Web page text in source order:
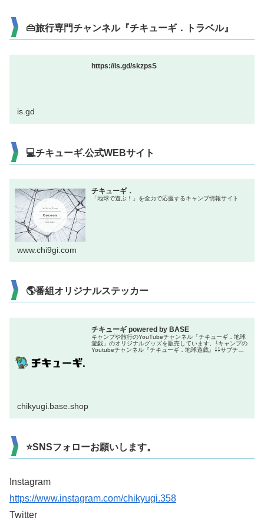
👜旅行専門チャンネル『チキューギ．トラベル』
https://is.gd/skzpsS
is.gd
💻チキューギ.公式WEBサイト
チキューギ．
「地球で遊ぶ！」を全力で応援するキャンプ情報サイト
www.chi9gi.com
🌎番組オリジナルステッカー
チキューギ powered by BASE
キャンプや旅行のYouTubeチャンネル「チキューギ．地球
遊戯」のオリジナルグッズを販売しています。⇩キャンプの
Youtubeチャンネル『チキューギ．地球遊戯』⇩⇩サブチャ
chikyugi.base.shop
⭐SNSフォローお願いします。
Instagram
https://www.instagram.com/chikyugi.358
Twitter